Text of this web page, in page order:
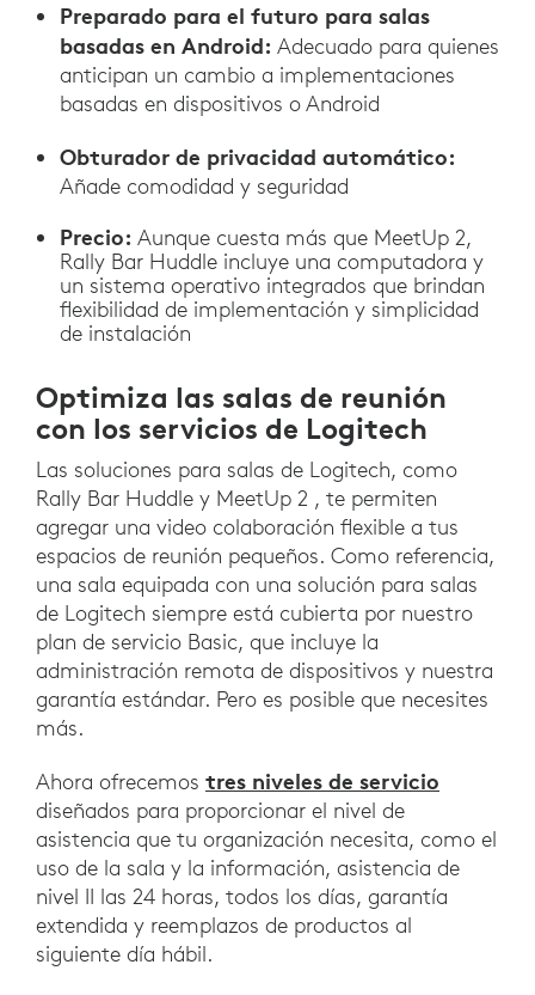
Preparado para el futuro para salas
basadas en Android: Adecuado para quienes
anticipan un cambio a implementaciones
basadas en dispositivos o Android
Obturador de privacidad automático:
Añade comodidad y seguridad
Precio: Aunque cuesta más que MeetUp 2,
Rally Bar Huddle incluye una computadora y
un sistema operativo integrados que brindan
flexibilidad de implementación y simplicidad
de instalación
Optimiza las salas de reunión
con los servicios de Logitech
Las soluciones para salas de Logitech, como
Rally Bar Huddle y MeetUp 2 , te permiten
agregar una video colaboración flexible a tus
espacios de reunión pequeños. Como referencia,
una sala equipada con una solución para salas
de Logitech siempre está cubierta por nuestro
plan de servicio Basic, que incluye la
administración remota de dispositivos y nuestra
garantía estándar. Pero es posible que necesites
más.
Ahora ofrecemos tres niveles de servicio
diseñados para proporcionar el nivel de
asistencia que tu organización necesita, como el
uso de la sala y la información, asistencia de
nivel II las 24 horas, todos los días, garantía
extendida y reemplazos de productos al
siguiente día hábil.